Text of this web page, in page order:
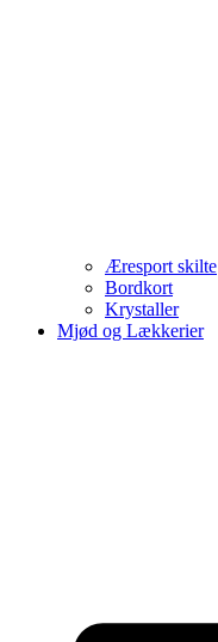
Æresport skilte
Bordkort
Krystaller
Mjød og Lækkerier